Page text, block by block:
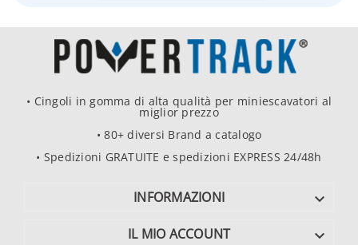
• Cingoli in gomma di alta qualità per miniescavatori al
miglior prezzo
• 80+ diversi Brand a catalogo
• Spedizioni GRATUITE e spedizioni EXPRESS 24/48h
INFORMAZIONI 
IL MIO ACCOUNT 